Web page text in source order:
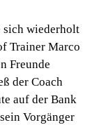
sich wiederholt
Trainer Marco
Freunde
der Coach
auf der Bank
Vorgänger